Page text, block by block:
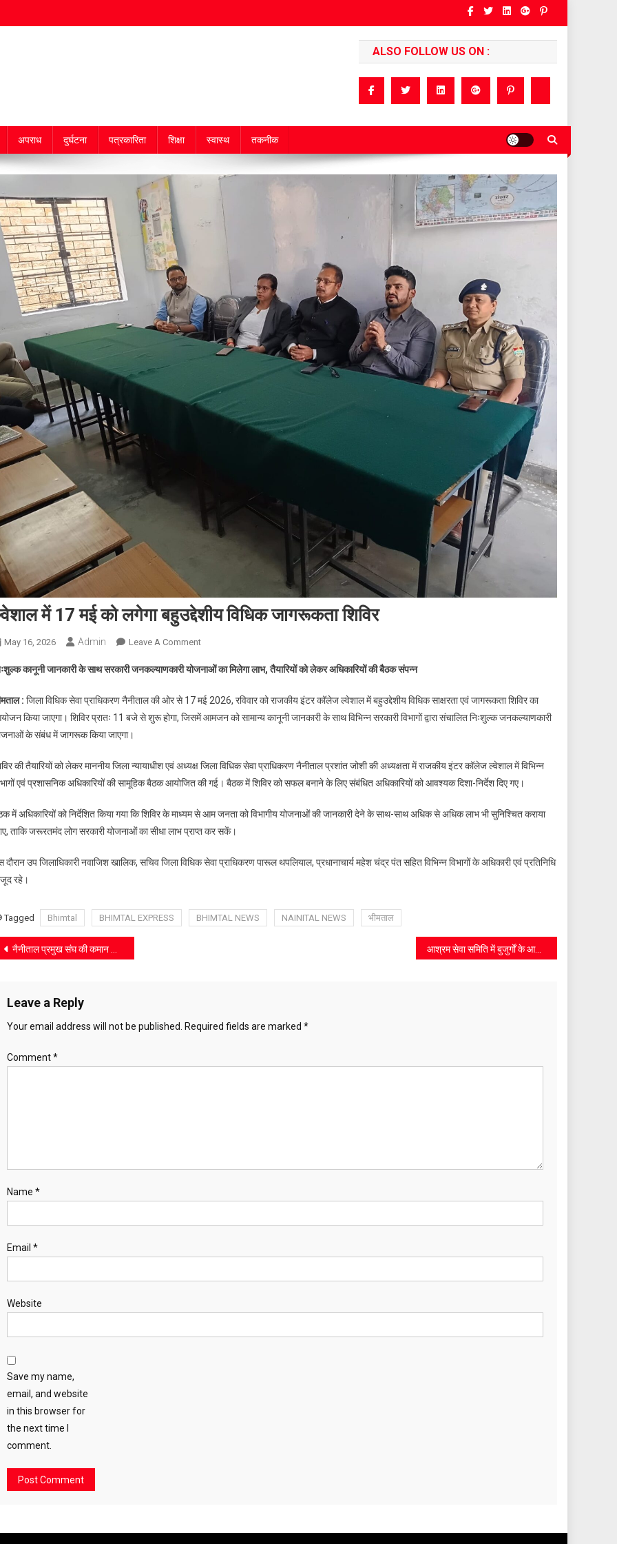
ALSO FOLLOW US ON :
अपराध दुर्घटना पत्रकारिता शिक्षा स्वास्थ तकनीक
में 17 मई को लगेगा बहुउद्देशीय विधिक जागरूकता शिविर
May 16, 2026 Admin Leave A CommentOn
में
मई
को
विधिक
जागरूकता
कानूनी जानकारी के साथ सरकारी जनकल्याणकारी योजनाओं का मिलेगा लाभ, तैयारियों को लेकर अधिकारियों की बैठक संपन्न
: जिला विधिक सेवा प्राधिकरण नैनीताल की ओर से 17 मई 2026, रविवार को राजकीय इंटर कॉलेज ल्वेशाल में बहुउद्देशीय विधिक साक्षरता एवं जागरूकता शिविर का
किया जाएगा। शिविर प्रातः 11 बजे से शुरू होगा, जिसमें आमजन को सामान्य कानूनी जानकारी के साथ विभिन्न सरकारी विभागों द्वारा संचालित निःशुल्क जनकल्याणकारी
के संबंध में जागरूक किया जाएगा।
की तैयारियों को लेकर माननीय जिला न्यायाधीश एवं अध्यक्ष जिला विधिक सेवा प्राधिकरण नैनीताल प्रशांत जोशी की अध्यक्षता में राजकीय इंटर कॉलेज ल्वेशाल में विभिन्न
एवं प्रशासनिक अधिकारियों की सामूहिक बैठक आयोजित की गई। बैठक में शिविर को सफल बनाने के लिए संबंधित अधिकारियों को आवश्यक दिशा-निर्देश दिए गए।
में अधिकारियों को निर्देशित किया गया कि शिविर के माध्यम से आम जनता को विभागीय योजनाओं की जानकारी देने के साथ-साथ अधिक से अधिक लाभ भी सुनिश्चित कराया
ताकि जरूरतमंद लोग सरकारी योजनाओं का सीधा लाभ प्राप्त कर सकें।
दौरान उप जिलाधिकारी नवाजिश खालिक, सचिव जिला विधिक सेवा प्राधिकरण पारूल थपलियाल, प्रधानाचार्य महेश चंद्र पंत सहित विभिन्न विभागों के अधिकारी एवं प्रतिनिधि
रहे।
Tagged Bhimtal BHIMTAL EXPRESS BHIMTAL NEWS NAINITAL NEWS भीमताल
नैनीताल प्रमुख संघ की कमान डॉ. हरीश सिंह बिष्ट को, सर्वसम्मति से चुने गए अध्यक्ष आश्रम सेवा समिति में बुजुर्गों के आधार अपडेट, अस्पताल पहुंचकर बेडरिडन महिला को मिली राहत
Leave a Reply
Your email address will not be published. Required fields are marked *
Comment*
Name *
Email *
Website
Save my name,
email, and website
in this browser for
the next time I
comment.